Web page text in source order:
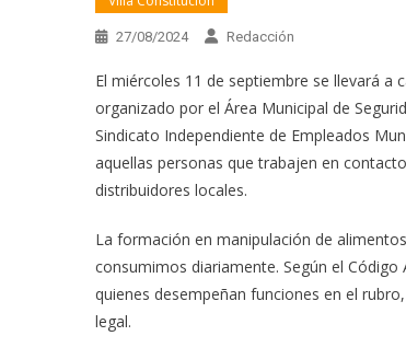
27/08/2024 Redacción
El miércoles 11 de septiembre se llevará a
organizado por el Área Municipal de
Sindicato Independiente de Empleados
aquellas personas que trabajen en
distribuidores locales.
La formación en manipulación de
consumimos diariamente. Según el
quienes desempeñan funciones en el
legal.